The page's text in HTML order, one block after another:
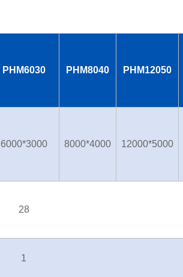
PHM6030 PHM8040 PHM12050
6000*3000 8000*4000 12000*5000
28
1